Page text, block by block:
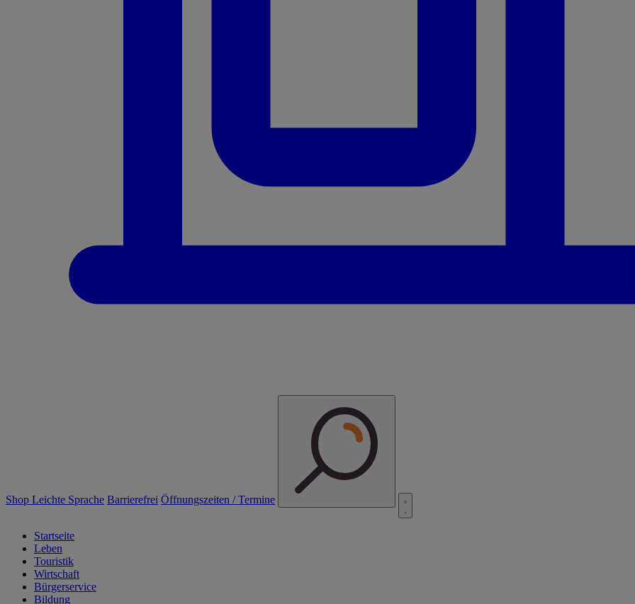
Shop Leichte Sprache Barrierefrei Öffnungszeiten / Termine
Startseite
Leben
Touristik
Wirtschaft
Bürgerservice
Bildung